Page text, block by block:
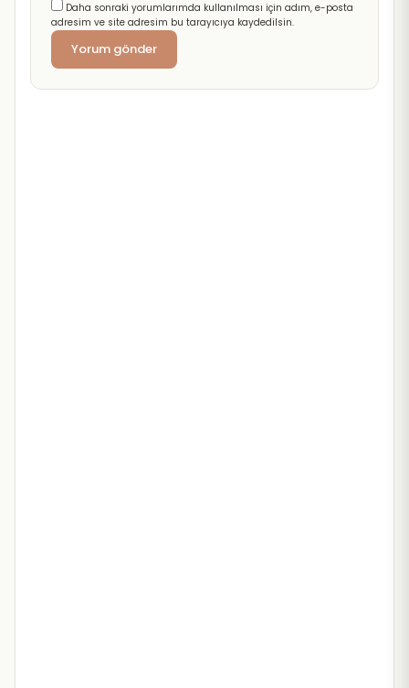
Daha sonraki yorumlarımda kullanılması için adım, e-posta
adresim ve site adresim bu tarayıcıya kaydedilsin.